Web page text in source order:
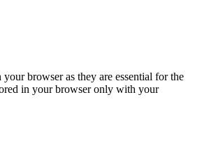
browser as they are essential for the
in your browser only with your